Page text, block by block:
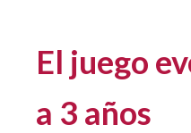
El juego
a 3 años